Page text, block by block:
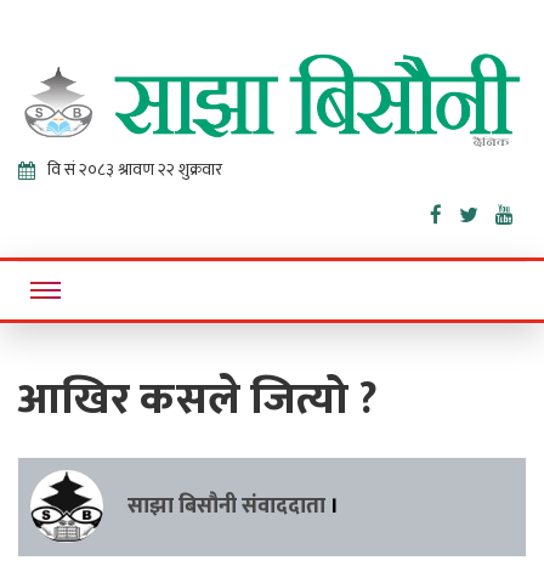
Sajha
Bisaunee
Online News Portal
आखिर कसले जित्यो ?
साझा बिसौनी संवाददाता ।